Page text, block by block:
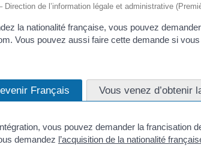
Direction de l’information légale et administrative
la nationalité française, vous pouvez
Vous pouvez aussi faire cette demande si
Français Vous venez d’obtenir
vous pouvez demander la francisation
demandez l’acquisition de la nationalité